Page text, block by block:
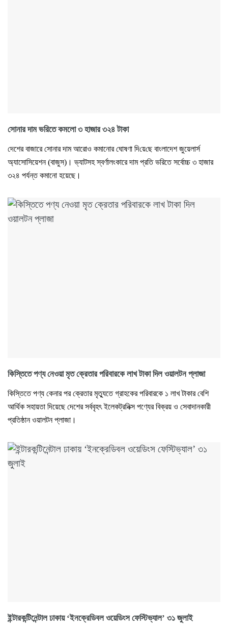
সোনার দাম ভরিতে কমলো ৩ হাজার ৩২৪ টাকা
দেশের বাজারে সোনার দাম আরোও কমানোর ঘোষণা দি‌য়ে‌ছে বাংলাদেশ জুয়েলার্স
অ্যাসোসিয়েশন (বাজুস)। ভ্যাটসহ স্বর্ণালংকারে দাম প্রতি ভরিতে সর্বোচ্চ ৩ হাজার
৩২৪ পর্যন্ত কমানো হয়েছে। ‌
কিস্তিতে পণ্য নেওয়া মৃত ক্রেতার পরিবারকে লাখ টাকা দিল ওয়ালটন প্লাজা
কিস্তিতে পণ্য কেনার পর ক্রেতার মৃত্যুতে গ্রাহকের পরিবারকে ১ লাখ টাকার বেশি
আর্থিক সহায়তা দিয়েছে দেশের সর্ববৃহৎ ইলেকট্রনিক্স পণ্যের বিক্রয় ও সেবাদানকারী
প্রতিষ্ঠান ওয়ালটন প্লাজা।
ইন্টারকন্টিনেন্টাল ঢাকায় ‘ইনক্রেডিবল ওয়েডিংস ফেস্টিভ্যাল’ ৩১ জুলাই